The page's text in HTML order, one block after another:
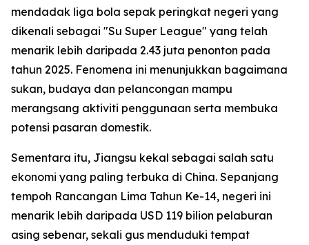
mendadak liga bola sepak peringkat negeri yang
dikenali sebagai "Su Super League" yang telah
menarik lebih daripada 2.43 juta penonton pada
tahun 2025. Fenomena ini menunjukkan bagaimana
sukan, budaya dan pelancongan mampu
merangsang aktiviti penggunaan serta membuka
potensi pasaran domestik.
Sementara itu, Jiangsu kekal sebagai salah satu
ekonomi yang paling terbuka di China. Sepanjang
tempoh Rancangan Lima Tahun Ke-14, negeri ini
menarik lebih daripada USD 119 bilion pelaburan
asing sebenar, sekali gus menduduki tempat